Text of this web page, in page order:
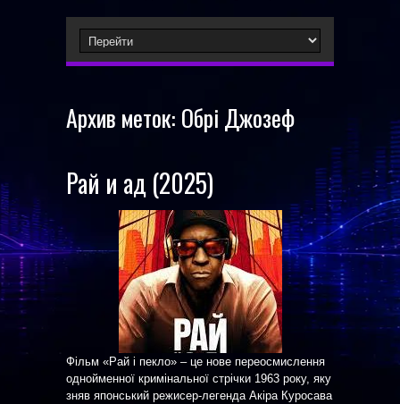
Архив меток: Обрі Джозеф
Рай и ад (2025)
Фільм «Рай і пекло» – це нове переосмислення
однойменної кримінальної стрічки 1963 року, яку
зняв японський режисер-легенда Акіра Куросава